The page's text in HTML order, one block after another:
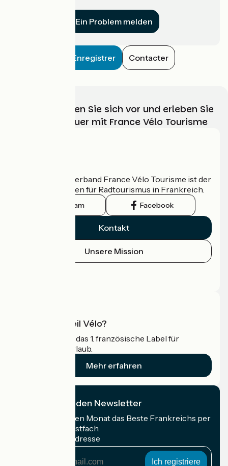
Ein Problem melden
Enregistrer Contacter
Wählen, bereiten Sie sich vor und erleben Sie
Ihr Radabenteuer mit France Vélo Tourisme
Der nationale Verband France Vélo Tourisme ist der
offizielle Leitfaden für Radtourismus in Frankreich.
Instagram Facebook
Kontakt
Unsere Mission
Was ist Accueil Vélo?
Accueil Vélo ist das 1. französische Label für
Radfahrer im Urlaub.
Mehr erfahren
Ich abonniere den Newsletter
Erhalten Sie jeden Monat das Beste Frankreichs per
Rad in Ihrem Postfach.
Meine E-Mail-Adresse